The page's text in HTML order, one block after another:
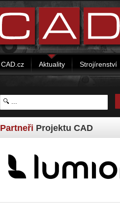
CAD.cz Aktuality Strojírenství
Partneři Projektu CAD